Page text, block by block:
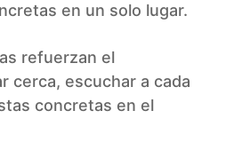
en un solo lugar.
refuerzan el
cerca, escuchar a cada
concretas en el